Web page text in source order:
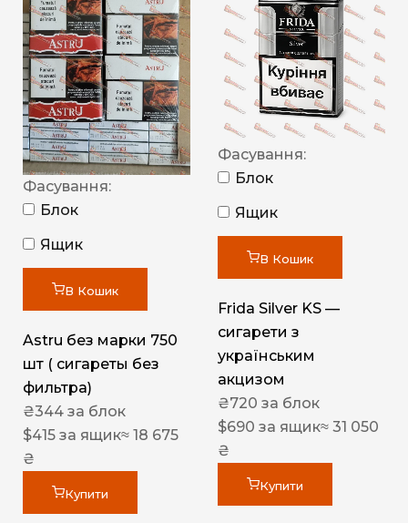
Фасування:
Блок
Ящик
В Кошик
Astru без марки 750
шт ( сигареты без
фильтра)
₴344 за блок
$415 за ящик≈ 18 675
₴
Купити
Фасування:
Блок
Ящик
В Кошик
Frida Silver KS —
сигарети з
українським
акцизом
₴720 за блок
$690 за ящик≈ 31 050
₴
Купити